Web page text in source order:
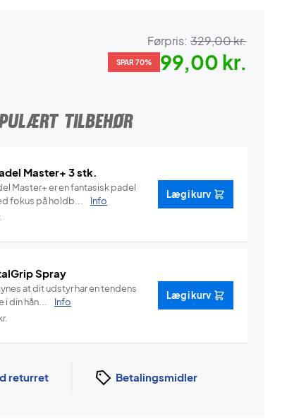
Førpris: 329,00 kr.
SPAR 70% 99,00 kr.
TILBEHØR
Master+ 3 stk.
Master+ er en fantasisk padel
fokus på holdb...
Info
Læg i kurv
Spray
at dit udstyr har en tendens
din hån...
Info
Læg i kurv
returret Betalingsmidler